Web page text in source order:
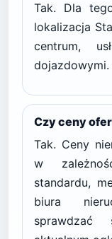
Tak. Dla
lokalizacja
centrum,
dojazdowymi.
Czy ceny
Tak. Ceny
w
standardu,
biura
sprawdzać